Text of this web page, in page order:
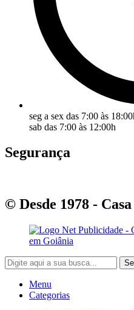
seg a sex das 7:00 às
sab das 7:00 às 12:00h
Segurança
© Desde 1978 -
Menu
Categorias